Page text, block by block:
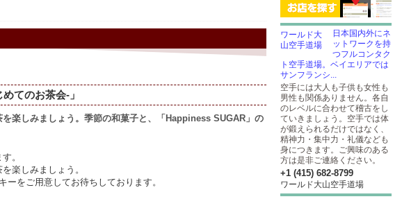
てのお茶会-」
楽しみましょう。季節の和菓子と、「Happiness SUGAR」の
。
楽しみましょう。
をご用意してお待ちしております。
日本国内外にネ
ットワークを持
つフルコンタク
ト空手道場。ベイエリアでは
サンフランシ...
空手には大人も子供も女性も
男性も関係ありません。各自
のレベルに合わせて稽古をし
ていきましょう。空手では体
が鍛えられるだけではなく、
精神力・集中力・礼儀なども
身につきます。ご興味のある
方は是非ご連絡ください。
+1 (415) 682-8799
ワールド大山空手道場